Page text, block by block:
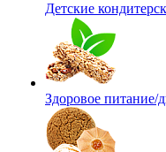
Детские
Здоровое питание/